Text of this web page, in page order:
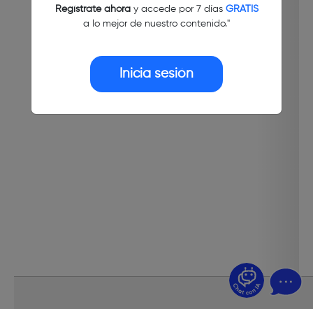
Regístrate ahoray accede por 7 días GRATIS
a lo mejor de nuestro contenido."
Inicia sesión